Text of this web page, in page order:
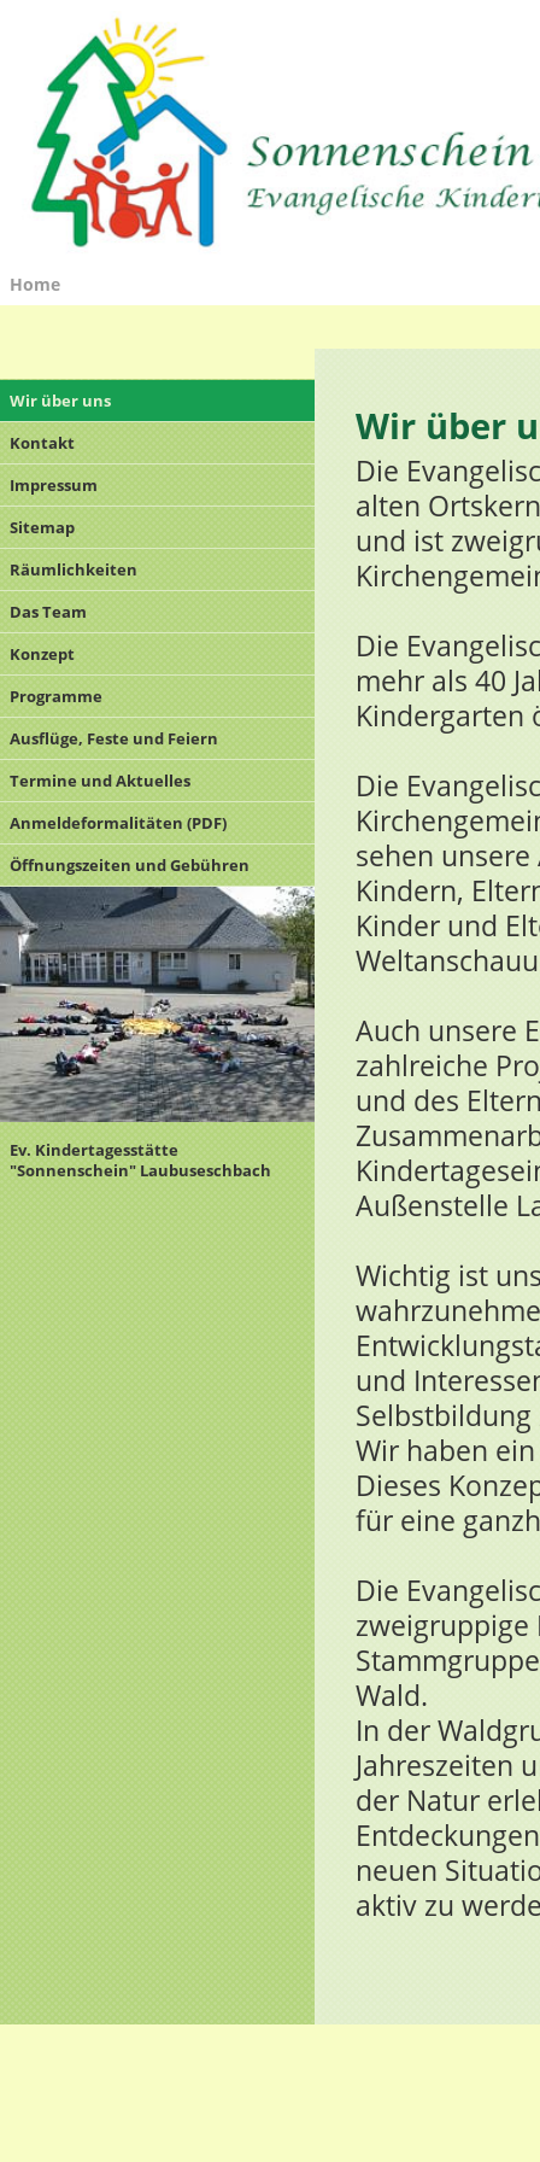
Home
Wir über uns
Kontakt
Impressum
Sitemap
Räumlichkeiten
Das Team
Konzept
Programme
Ausflüge, Feste und Feiern
Termine und Aktuelles
Anmeldeformalitäten (PDF)
Öffnungszeiten und Gebühren
Ev. Kindertagesstätte
"Sonnenschein" Laubuseschbach
Wir über
Die
alten
und ist
Die
mehr als 40
Kindergarten
Die
sehen
Kindern,
Kinder und
Auch unsere
zahlreiche
und des
Außenstelle
Wichtig ist
und
Wir haben
Dieses
für eine
Die
zweigruppige
Wald.
In der
Jahreszeiten
der Natur
neuen
aktiv zu